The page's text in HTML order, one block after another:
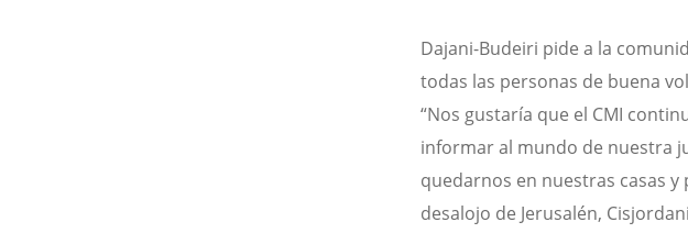
Dajani-Budeiri pide a la
todas las personas de buena
“Nos gustaría que el CMI
informar al mundo de nuestra
quedarnos en nuestras casas
desalojo de Jerusalén,